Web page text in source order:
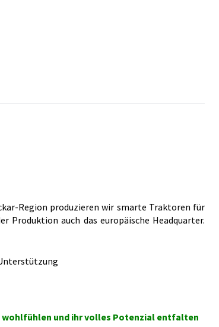
Region produzieren wir smarte Traktoren für
Produktion auch das europäische Headquarter.
wohlfühlen und ihr volles Potenzial entfalten